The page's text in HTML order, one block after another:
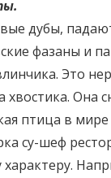
дубы,
фазаны и
Это
хвостика.
птица в
су-шеф